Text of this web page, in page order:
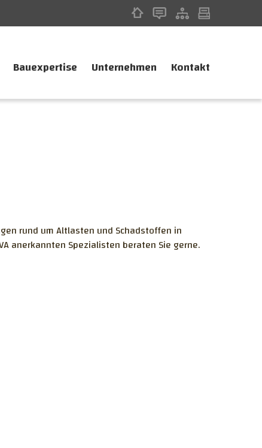
Bauexpertise Unternehmen Kontakt
rund um Altlasten und Schadstoffen in
anerkannten Spezialisten beraten Sie gerne.